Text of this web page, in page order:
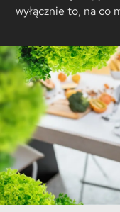
wyłącznie to, na co